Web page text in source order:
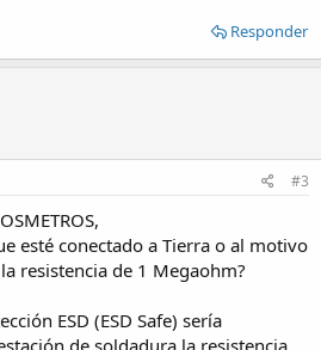
Responder
#3
esté conectado a Tierra o al motivo
resistencia de 1 Megaohm?
ESD (ESD Safe) sería
de soldadura la resistencia